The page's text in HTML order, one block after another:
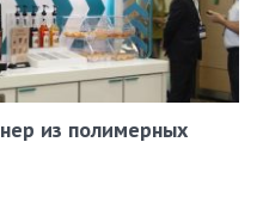
из полимерных